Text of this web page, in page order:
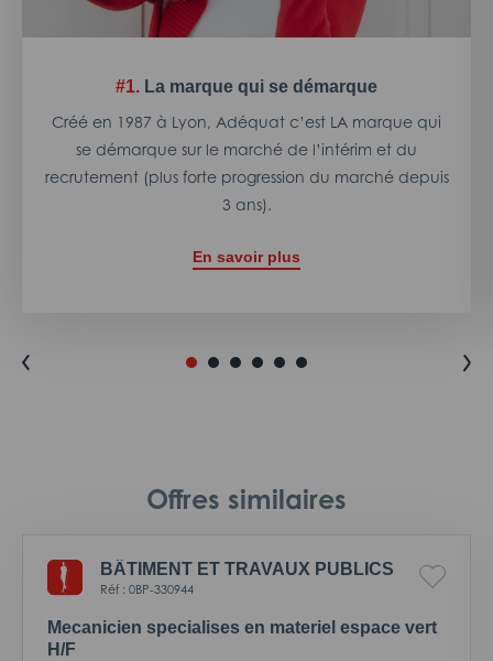
#1. La marque qui se démarque
Créé en 1987 à Lyon, Adéquat c’est LA marque qui
se démarque sur le marché de l’intérim et du
recrutement (plus forte progression du marché depuis
3 ans).
En savoir plus
Offres similaires
BÂTIMENT ET TRAVAUX PUBLICS
Réf : 0BP-330944
Mecanicien specialises en materiel espace vert
H/F